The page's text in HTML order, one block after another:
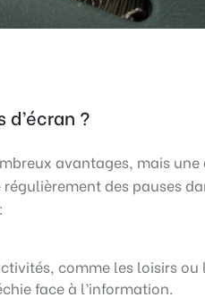
?
avantages, mais
des pauses
comme les loisirs
face à l’information.